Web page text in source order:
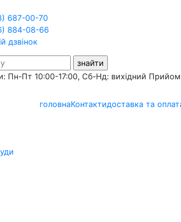
687-00-70
884-08-66
дзвінок
Пн-Пт 10:00-17:00, Сб-Нд: вихідний Прийом
головнаКонтактидоставка та